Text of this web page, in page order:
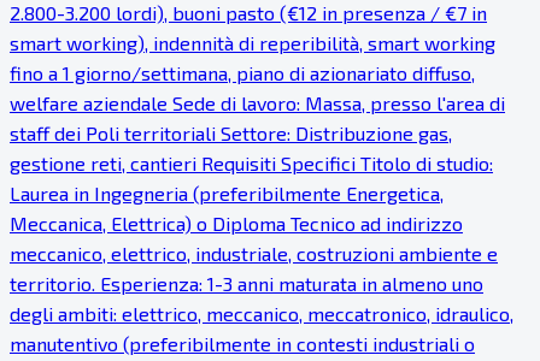
2.800-3.200 lordi), buoni pasto (€12 in presenza / €7 in
smart working), indennità di reperibilità, smart working
fino a 1 giorno/settimana, piano di azionariato diffuso,
welfare aziendale Sede di lavoro: Massa, presso l'area di
staff dei Poli territoriali Settore: Distribuzione gas,
gestione reti, cantieri Requisiti Specifici Titolo di studio:
Laurea in Ingegneria (preferibilmente Energetica,
Meccanica, Elettrica) o Diploma Tecnico ad indirizzo
meccanico, elettrico, industriale, costruzioni ambiente e
territorio. Esperienza: 1-3 anni maturata in almeno uno
degli ambiti: elettrico, meccanico, meccatronico, idraulico,
manutentivo (preferibilmente in contesti industriali o